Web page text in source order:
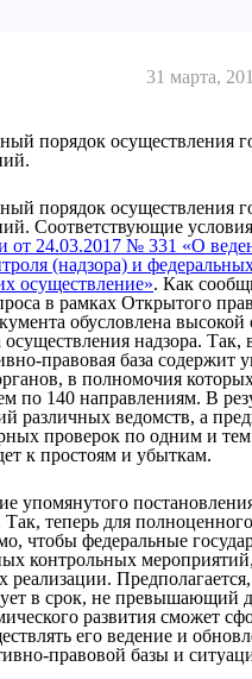
31 марта,
порядок осуществления
порядок осуществления
Соответствующие
от 24.03.2017 № 331 «О
(надзора) и
осуществление». Как
в рамках Открытого
обусловлена
надзора. Так,
правовая база содержит
в полномочия
по 140 направлениям. В
различных ведомств, а
проверок по одним и
к простоям и убыткам.
упомянутого
теперь для
чтобы федеральные
контрольных
реализации.
в срок, не превышающий
развития сможет
его ведение и
правовой базы и